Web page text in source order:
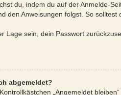
du, indem du auf der Anmelde-
den Anweisungen folgst. So solltest
Lage sein, dein Passwort
abgemeldet?
„Angemeldet